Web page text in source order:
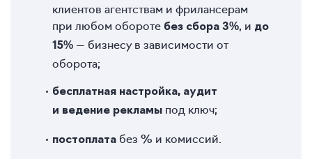
клиентов агентствам и фрилансерам
при любом обороте без сбора 3%, и до
15% — бизнесу в зависимости от
оборота;
бесплатная настройка, аудит
и ведение рекламы под ключ;
постоплата без % и комиссий.